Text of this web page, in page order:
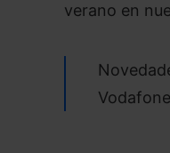
verano en